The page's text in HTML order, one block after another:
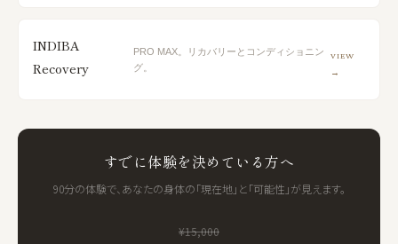
INDIBA
Recovery
PRO MAX。リカバリーとコンディショニン
グ。
VIEW
→
すでに体験を決めている方へ
90分の体験で、あなたの身体の「現在地」と「可能性」が見えます。
¥15,000